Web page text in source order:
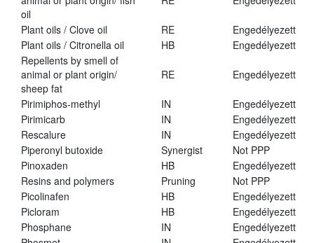
oil
Plant oils / Clove oil RE
Engedélyezett
Plant oils / Citronella oil
HB
Engedélyezett
Repellents by smell of
animal or plant origin/
sheep fat
RE Engedélyezett
Pirimiphos-methyl IN
Engedélyezett
Pirimicarb
IN
Engedélyezett
Rescalure
IN
Engedélyezett
Piperonyl butoxide
Synergist
Not PPP
Pinoxaden
HB
Engedélyezett
Resins and polymers
Pruning
Not PPP
Picolinafen
HB
Engedélyezett
Picloram
HB
Engedélyezett
Phosphane
IN
Engedélyezett